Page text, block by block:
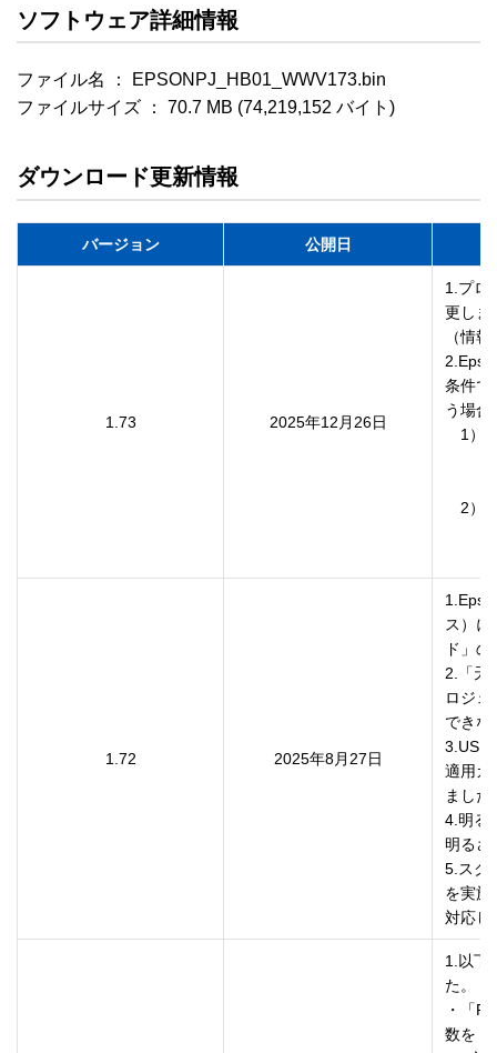
ソフトウェア詳細情報
ファイル名 ： EPSONPJ_HB01_WWV173.bin
ファイルサイズ ： 70.7 MB (74,219,152 バイト)
ダウンロード更新情報
バージョン 公開日
1.73 2025年12月26日
1.プロ
更しま
（情
条件で
う場合
1）
2）
1.72 2025年8月27日
ス）に
ド」
2.「天
ロジ
できな
適用ガ
ました
4.明る
明るさ
5.スク
を実施
対応し
1.以下
た。
・「
数を「